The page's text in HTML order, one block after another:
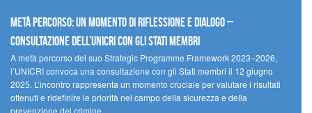
Metà percorso: un momento di riflessione e dialogo –
Consultazione dell’UNICRI con gli Stati membri
A metà percorso del suo Strategic Programme Framework 2023–2026,
l’UNICRI convoca una consultazione con gli Stati membri il 12 giugno
2025. L’incontro rappresenta un momento cruciale per valutare i risultati
ottenuti e ridefinire le priorità nel campo della sicurezza e della
prevenzione del crimine.